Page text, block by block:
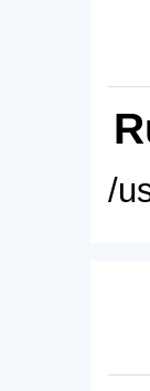
/